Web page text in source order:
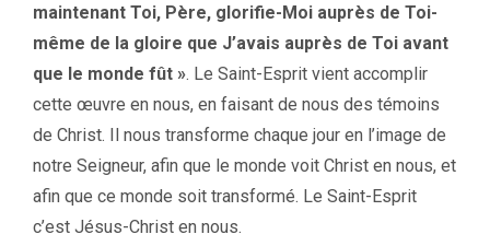
maintenant Toi, Père, glorifie-Moi auprès de Toi-
même de la gloire que J’avais auprès de Toi avant
que le monde fût ». Le Saint-Esprit vient accomplir
cette œuvre en nous, en faisant de nous des témoins
de Christ. Il nous transforme chaque jour en l’image de
notre Seigneur, afin que le monde voit Christ en nous, et
afin que ce monde soit transformé. Le Saint-Esprit
c’est Jésus-Christ en nous.